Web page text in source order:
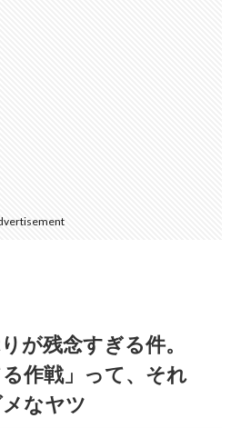
が残念すぎる件。
る作戦」って、それ
なヤツ